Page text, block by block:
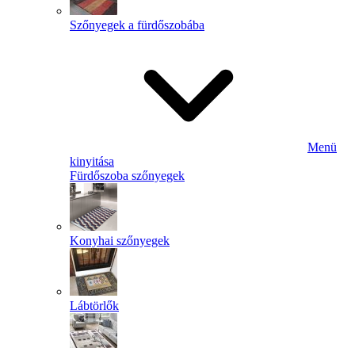
Szőnyegek a fürdőszobába
Menü
kinyitása
Fürdőszoba szőnyegek
Konyhai szőnyegek
Lábtörlők